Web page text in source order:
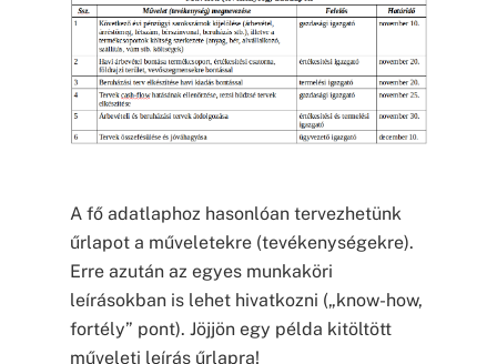
A fő adatlaphoz hasonlóan tervezhetünk
űrlapot a műveletekre (tevékenységekre).
Erre azután az egyes munkaköri
leírásokban is lehet hivatkozni („know-how,
fortély” pont). Jöjjön egy példa kitöltött
műveleti leírás űrlapra!